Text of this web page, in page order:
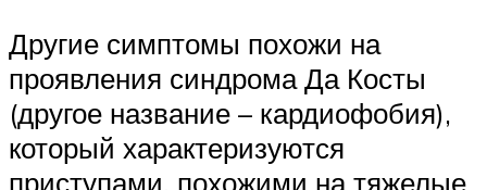
Другие симптомы похожи на
проявления синдрома Да Косты
(другое название – кардиофобия),
который характеризуются
приступами, похожими на тяжелые